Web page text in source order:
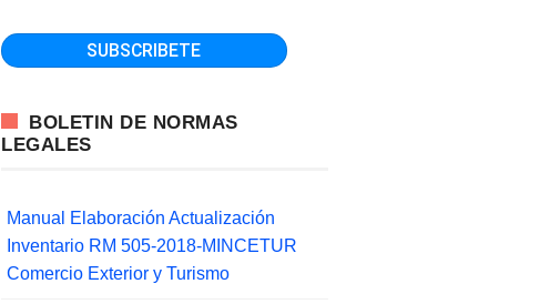
BOLETIN DE NORMAS
LEGALES
Manual Elaboración Actualización
Inventario RM 505-2018-MINCETUR
Comercio Exterior y Turismo